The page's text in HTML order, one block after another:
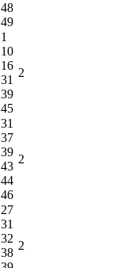
48
49
1
10
16
31
39
45
2
31
37
39
43
44
46
2
27
31
32
38
2